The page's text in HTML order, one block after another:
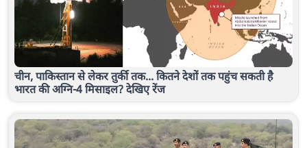
चीन, पाकिस्तान से लेकर तुर्की तक... कितने देशों तक पहुंच सकती है
भारत की अग्नि-4 मिसाइल? देखिए रेंज